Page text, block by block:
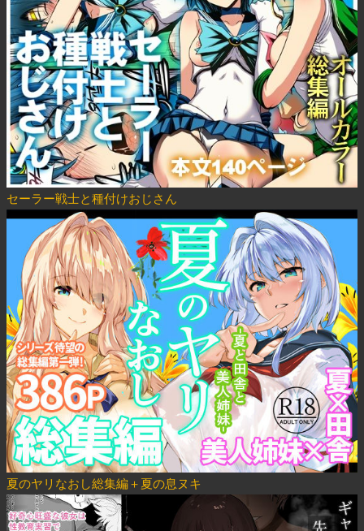
セーラー戦士と種付けおじさん
夏のヤリなおし総集編＋夏の息ヌキ